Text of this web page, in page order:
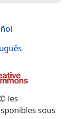
les
sous